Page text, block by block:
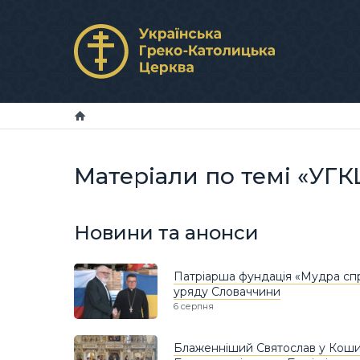
Матеріали по темі
Новини та анонси
Патріарша фундація «Мудра
уряду Словаччини
6 серпня
Блаженніший Святослав у